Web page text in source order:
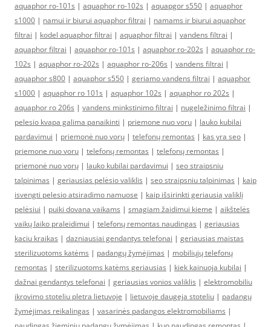
aquaphor ro-101s | aquaphor ro-102s | aquapgor s550 | aquaphor
s1000 | namui ir biurui aquaphor filtrai | namams ir biurui aquaphor
filtrai | kodel aquaphor filtrai | aquaphor filtrai | vandens filtrai |
aquaphor filtrai | aquaphor ro-101s | aquaphor ro-202s | aquaphor ro-
102s | aquaphor ro-202s | aquaphor ro-206s | vandens filtrai |
aquaphor s800 | aquaphor s550 | geriamo vandens filtrai | aquaphor
s1000 | aquaphor ro 101s | aquaphor 102s | aquaphor ro 202s |
aquaphor ro 206s | vandens minkstinimo filtrai | nugeležinimo filtrai |
pelesio kvapa galima panaikinti | priemone nuo voru | lauko kubilai
pardavimui | priemonė nuo vorų | telefonų remontas | kas yra seo |
priemone nuo voru | telefonų remontas | telefonų remontas |
priemonė nuo vorų | lauko kubilai pardavimui | seo straipsniu
talpinimas | geriausias pelėsio valiklis | seo straipsniu talpinimas | kaip
isvengti pelesio atsiradimo namuose | kaip išsirinkti geriausią valiklį
pelėsiui | puiki dovana vaikams | smagiam žaidimui kieme | aikštelės
vaikų laiko praleidimui | telefonų remontas naudingas | geriausias
kaciu kraikas | dazniausiai gendantys telefonai | geriausias maistas
sterilizuotoms katėms | padangų žymėjimas | mobiliųjų telefonų
remontas | sterilizuotoms katėms geriausias | kiek kainuoja kubilai |
dažnai gendantys telefonai | geriausias vonios valiklis | elektromobiliu
ikrovimo stoteliu pletra lietuvoje | lietuvoje daugeja stoteliu | padangų
žymėjimas reikalingas | vasarinės padangos elektromobiliams |